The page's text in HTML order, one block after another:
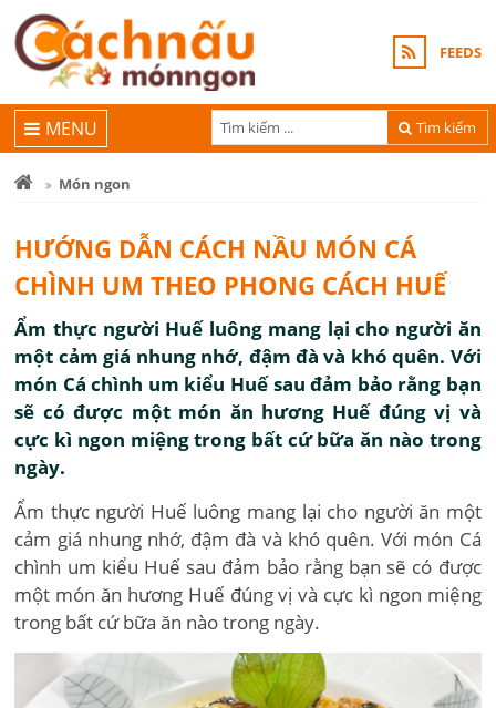
FEEDS
Tìm kiếm
MENU
Món ngon
HƯỚNG DẪN CÁCH NẦU MÓN CÁ
CHÌNH UM THEO PHONG CÁCH HUẾ
Ẩm thực người Huế luông mang lại cho người ăn
một cảm giá nhung nhớ, đậm đà và khó quên. Với
món Cá chình um kiểu Huế sau đảm bảo rằng bạn
sẽ có được một món ăn hương Huế đúng vị và
cực kì ngon miệng trong bất cứ bữa ăn nào trong
ngày.
Ẩm thực người Huế luông mang lại cho người ăn một
cảm giá nhung nhớ, đậm đà và khó quên. Với món Cá
chình um kiểu Huế sau đảm bảo rằng bạn sẽ có được
một món ăn hương Huế đúng vị và cực kì ngon miệng
trong bất cứ bữa ăn nào trong ngày.